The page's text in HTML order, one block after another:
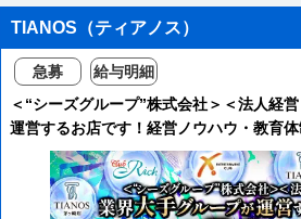
TIANOS（ティアノス）
急募 給与明細
＜“シーズグループ”株式会社＞＜法人経
運営するお店です！経営ノウハウ・教育
の研修期間を設けており初心者さんも経
れます♪